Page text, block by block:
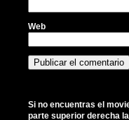
Web
Si no encuentras el
parte superior derecha